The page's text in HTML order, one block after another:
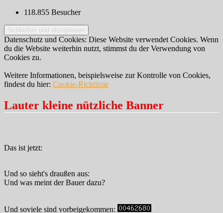
118.855 Besucher
Datenschutz und Cookies: Diese Website verwendet Cookies. Wenn
du die Website weiterhin nutzt, stimmst du der Verwendung von
Cookies zu.
Weitere Informationen, beispielsweise zur Kontrolle von Cookies,
findest du hier: Cookie-Richtlinie
Lauter kleine nützliche Banner
Das ist jetzt:
Und so sieht's draußen aus:
Und was meint der Bauer dazu?
Und soviele sind vorbeigekommen: